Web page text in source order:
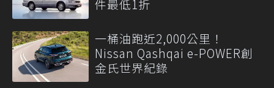
件最低1折
一桶油跑近2,000公里！
Nissan Qashqai e-POWER創
金氏世界紀錄